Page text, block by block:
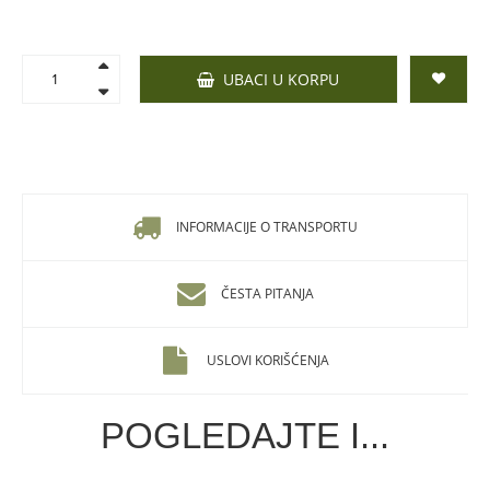
UBACI U KORPU
INFORMACIJE O TRANSPORTU
ČESTA PITANJA
USLOVI KORIŠĆENJA
POGLEDAJTE I...